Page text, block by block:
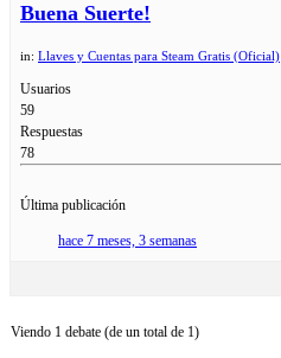
Buena Suerte!
in: Llaves y Cuentas para Steam Gratis (Oficial)
Usuarios
59
Respuestas
78
Última publicación
hace 7 meses, 3 semanas
Viendo 1 debate (de un total de 1)